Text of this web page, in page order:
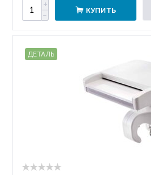
+
−
КУПИТЬ
ДЕТАЛЬ